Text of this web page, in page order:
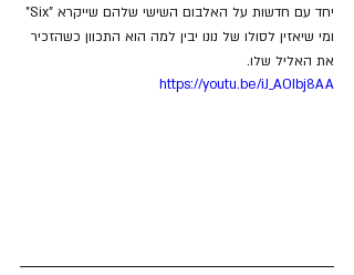
יחד עם חדשות על האלבום השישי שלהם שייקרא "Six"
ומי שיאזין לסולו של נונו יבין למה הוא התכוון כשהזכיר
את האליל שלו.
https://youtu.be/iJ_AOIbj8AA